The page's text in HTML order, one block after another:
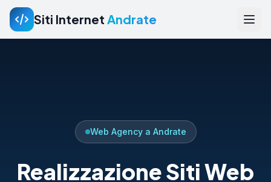
Siti Internet Andrate
Web Agency a Andrate
Realizzazione Siti Web